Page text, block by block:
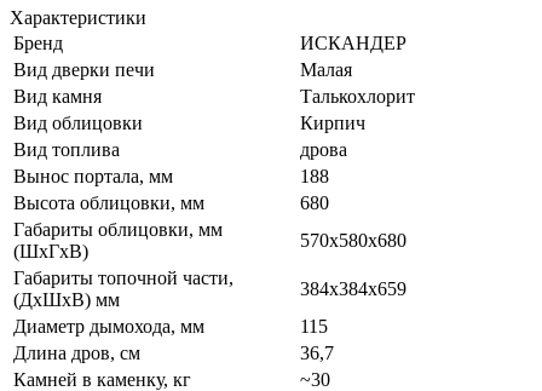
Характеристики
Бренд
ИСКАНДЕР
Вид дверки печи
Малая
Вид камня
Талькохлорит
Вид облицовки
Кирпич
Вид топлива
дрова
Вынос портала, мм
188
Высота облицовки, мм
680
Габариты облицовки, мм
(ШхГхВ)
570х580х680
Габариты топочной части,
(ДхШхВ) мм
384х384х659
Диаметр дымохода, мм
115
Длина дров, см
36,7
Камней в каменку, кг
~30